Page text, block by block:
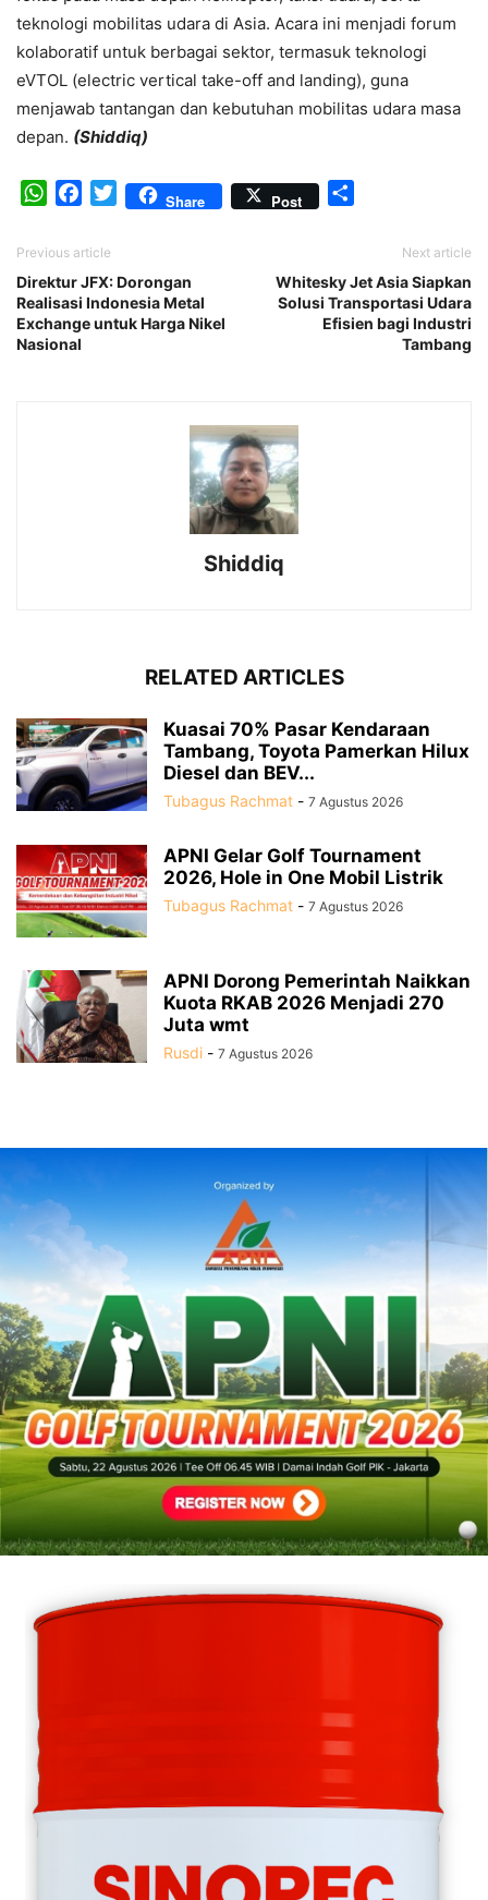
teknologi mobilitas udara di Asia. Acara ini menjadi forum
kolaboratif untuk berbagai sektor, termasuk teknologi
eVTOL (electric vertical take-off and landing), guna
menjawab tantangan dan kebutuhan mobilitas udara masa
depan. (Shiddiq)
WhatsAppFacebook
TwitterShare Post
Previous article
Direktur JFX: Dorongan
Realisasi Indonesia Metal
Exchange untuk Harga Nikel
Nasional
Next article
Whitesky Jet Asia Siapkan
Solusi Transportasi Udara
Efisien bagi Industri
Tambang
Shiddiq
RELATED ARTICLES
Kuasai 70% Pasar Kendaraan
Tambang, Toyota Pamerkan Hilux
Diesel dan BEV...
Tubagus Rachmat - 7 Agustus 2026
APNI Gelar Golf Tournament
2026, Hole in One Mobil Listrik
Tubagus Rachmat - 7 Agustus 2026
APNI Dorong Pemerintah Naikkan
Kuota RKAB 2026 Menjadi 270
Juta wmt
Rusdi - 7 Agustus 2026